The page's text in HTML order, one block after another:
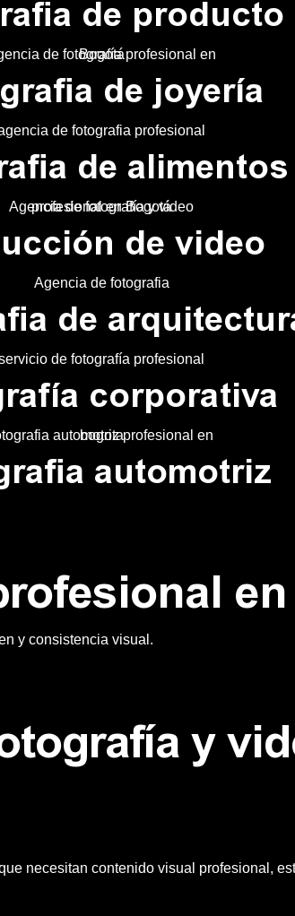
de producto
de joyería​
de alimentos
de video
de
corporativa
automotriz​
y consistencia visual.
y
necesitan contenido visual profesional,